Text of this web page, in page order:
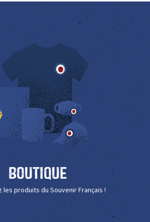
Boutique
les produits du Souvenir Français !